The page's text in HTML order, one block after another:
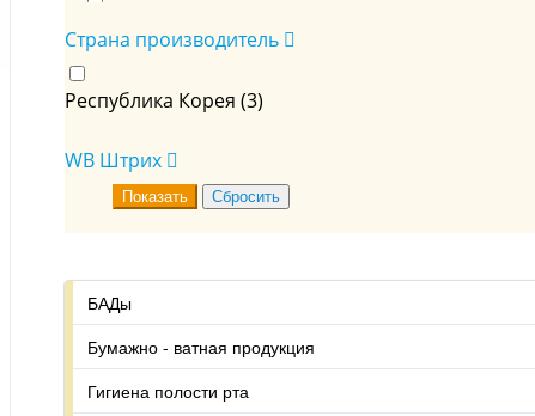
Страна производитель
Республика Корея (3)
WB Штрих
БАДы
Бумажно - ватная продукция
Гигиена полости рта